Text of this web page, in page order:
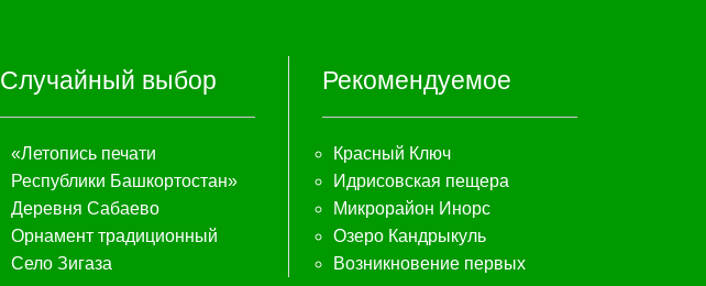
Случайный выбор
«Летопись печати
Республики Башкортостан»
Деревня Сабаево
Орнамент традиционный
Село Зигаза
Рекомендуемое
Красный Ключ
Идрисовская пещера
Микрорайон Инорс
Озеро Кандрыкуль
Возникновение первых